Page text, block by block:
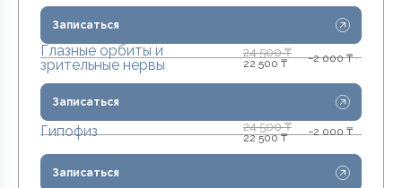
Записаться
Глазные орбиты и
зрительные нервы
24 500 ₸
22 500 ₸ −2 000 ₸
Записаться
Гипофиз 24 500 ₸
22 500 ₸ −2 000 ₸
Записаться